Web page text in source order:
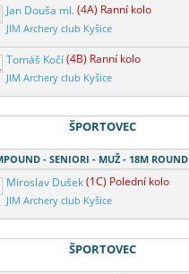
Jan Douša ml.(4A) Ranní kolo
JIM Archery club Kyšice
Tomáš Kočí(4B) Ranní kolo
JIM Archery club Kyšice
ŠPORTOVEC
- SENIORI - MUŽ - 18M ROUND
Miroslav Dušek(1C) Polední kolo
JIM Archery club Kyšice
ŠPORTOVEC